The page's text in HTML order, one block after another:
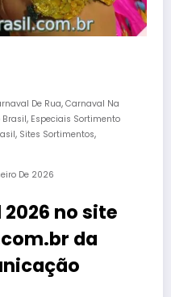
De Rua, Carnaval Na
, Especiais Sortimento
, Sites Sortimentos,
De 2026
no site
da